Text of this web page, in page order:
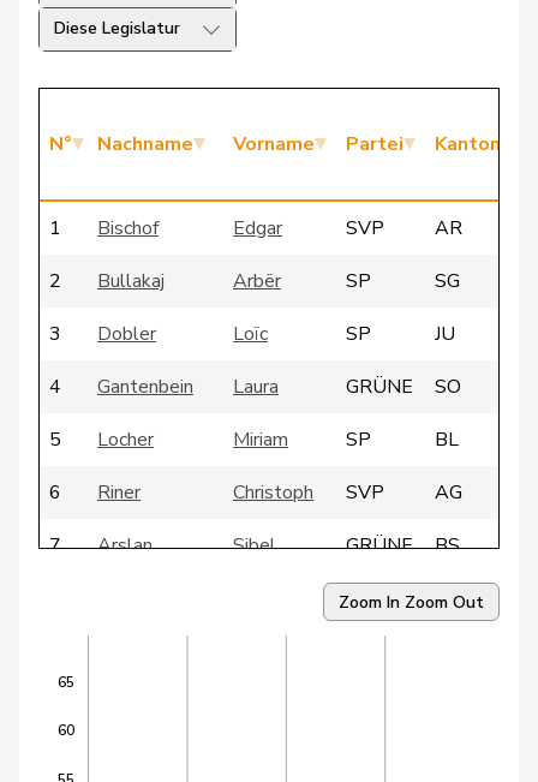
Diese Legislatur
N° Nachname Vorname Partei Kanton
1 Bischof Edgar SVP
AR
2
Bullakaj Arbër SP
SG
3
Dobler Loïc SP
JU
4
Gantenbein Laura GRÜNE
SO
5
Locher Miriam SP
BL
6
Riner Christoph SVP
AG
7
Arslan Sibel GRÜNE
BS
SP
LU
Zoom In Zoom Out
60
65